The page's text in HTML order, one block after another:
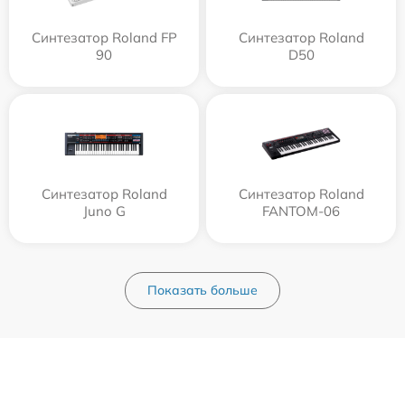
Синтезатор Roland FP
90
Синтезатор Roland
D50
Синтезатор Roland
Juno G
Синтезатор Roland
FANTOM-06
Показать больше